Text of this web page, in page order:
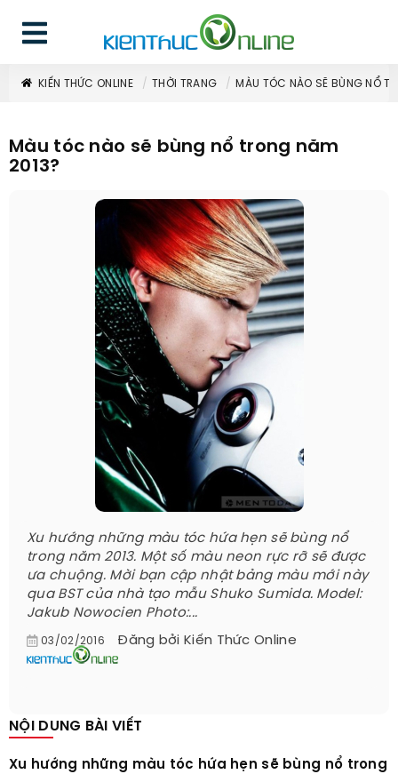
KIẾN THỨC ONLINE THỜI TRANG MÀU TÓC NÀO SẼ BÙNG NỔ
Màu tóc nào sẽ bùng nổ trong năm
2013?
Xu hướng những màu tóc hứa hẹn sẽ bùng nổ
trong năm 2013. Một số màu neon rực rỡ sẽ được
ưa chuộng. Mời bạn cập nhật bảng màu mới này
qua BST của nhà tạo mẫu Shuko Sumida. Model:
Jakub Nowocien Photo:...
03/02/2016 Đăng bởi Kiến Thức Online
NỘI DUNG BÀI VIẾT
Xu hướng những màu tóc hứa hẹn sẽ bùng nổ trong